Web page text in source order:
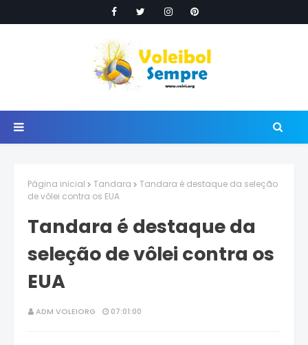
Página inicial Tandara
Tandara é destaque da seleção
de vôlei contra os EUA
Tandara é destaque da
seleção de vôlei contra os
EUA
ADM VOLEIORG 07:01:00